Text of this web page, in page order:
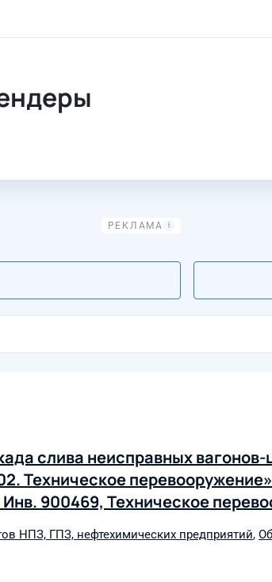
слива неисправных
Техническое
900469, Техническое
4) Инв. 900471,
НПЗ, ГПЗ, нефтехимических предприятий,